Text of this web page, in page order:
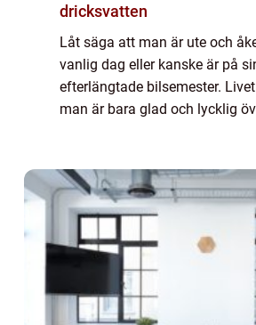
dricksvatten
Låt säga att man är ute och
vanlig dag eller kanske är på
efterlängtade bilsemester.
man är bara glad och lycklig
oturen...